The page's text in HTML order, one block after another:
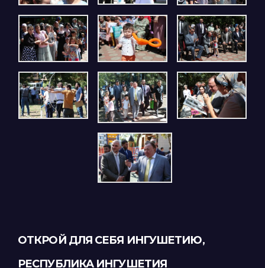
ОТКРОЙ ДЛЯ СЕБЯ ИНГУШЕТИЮ,
РЕСПУБЛИКА ИНГУШЕТИЯ